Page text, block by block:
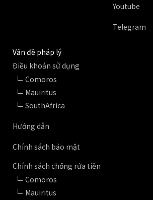
Youtube
Telegram
Vấn đề pháp lý
Điều khoản sử dụng
Comoros
Mauiritus
SouthAfrica
Hướng dẫn
Chính sách bảo mật
Chính sách chống rửa tiền
Comoros
Mauiritus